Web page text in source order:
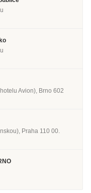
Avion), Brno 602
Praha 110 00.